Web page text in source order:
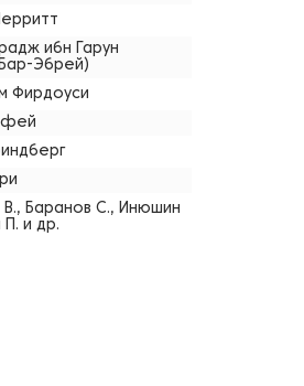
ибн Гарун
Эбрей)
Фирдоуси
В., Баранов С., Инюшин
П. и др.